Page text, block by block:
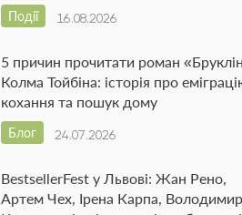
16.08.2026
Події
5 причин прочитати роман
Колма Тойбіна: історія про
кохання та пошук дому
24.07.2026
Блог
BestsellerFest у Львові: Жан Рено,
Артем Чех, Ірена Карпа, Володимир